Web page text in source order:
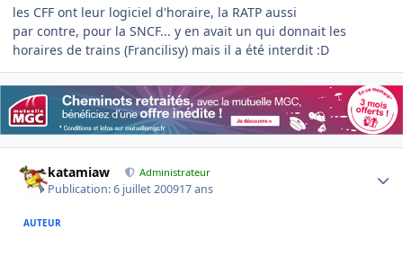
les CFF ont leur logiciel d'horaire, la RATP aussi
par contre, pour la SNCF... y en avait un qui donnait les
horaires de trains (Francilisy) mais il a été interdit :D
katamiaw Administrateur
Publication:6 juillet 200917 ans
AUTEUR